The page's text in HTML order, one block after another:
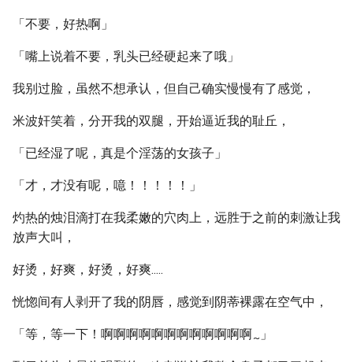
「不要，好热啊」
「嘴上说着不要，乳头已经硬起来了哦」
我别过脸，虽然不想承认，但自己确实慢慢有了感觉，
米波奸笑着，分开我的双腿，开始逼近我的耻丘，
「已经湿了呢，真是个淫荡的女孩子」
「才，才没有呢，噫！！！！！」
灼热的烛泪滴打在我柔嫩的穴肉上，远胜于之前的刺激让我
放声大叫，
好烫，好爽，好烫，好爽.....
恍惚间有人剥开了我的阴唇，感觉到阴蒂裸露在空气中，
「等，等一下！啊啊啊啊啊啊啊啊啊啊啊啊~ 」